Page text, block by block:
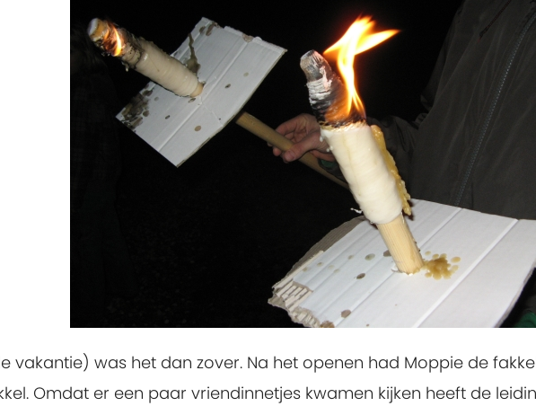
vakantie) was het dan zover. Na het openen had Moppie de
Omdat er een paar vriendinnetjes kwamen kijken heeft de